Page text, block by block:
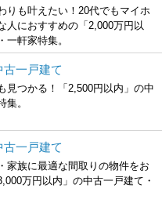
りも叶えたい！20代でもマイホ
人におすすめの「2,000万円以
一軒家特集。
古一戸建て
見つかる！「2,500円以内」の中
集。
古一戸建て
家族に最適な間取りの物件をお
万円以内」の中古一戸建て・